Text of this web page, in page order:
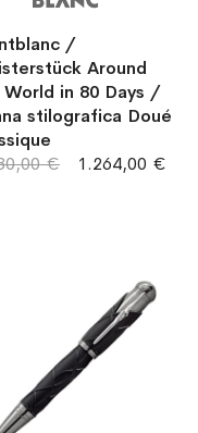
/
Around
in 80 Days /
stilografica Doué
1.264,00 €
€